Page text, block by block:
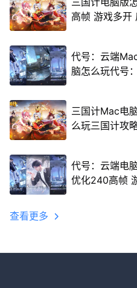
高帧 游戏多开
代号：云端
脑怎么玩代号
三国计Mac电
么玩三国计攻
代号：云端电
优化240高帧
查看更多